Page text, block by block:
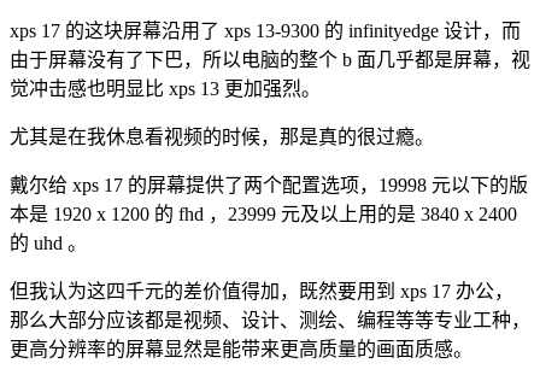
xps 17 的这块屏幕沿用了 xps 13-9300 的 infinityedge 设计，而
由于屏幕没有了下巴，所以电脑的整个 b 面几乎都是屏幕，视
觉冲击感也明显比 xps 13 更加强烈。
尤其是在我休息看视频的时候，那是真的很过瘾。
戴尔给 xps 17 的屏幕提供了两个配置选项，19998 元以下的版
本是 1920 x 1200 的 fhd ，23999 元及以上用的是 3840 x 2400
的 uhd 。
但我认为这四千元的差价值得加，既然要用到 xps 17 办公，
那么大部分应该都是视频、设计、测绘、编程等等专业工种，
更高分辨率的屏幕显然是能带来更高质量的画面质感。